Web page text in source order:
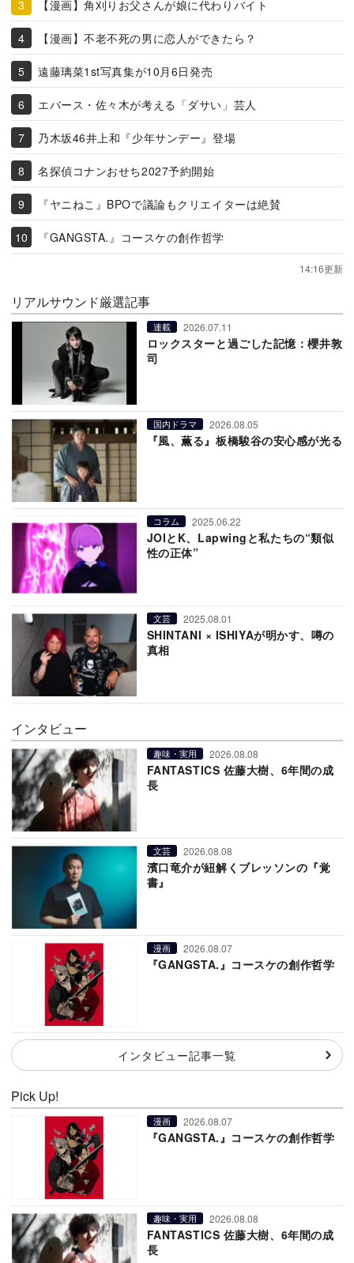
【漫画】角刈りお父さんが娘に代わりバイト
【漫画】不老不死の男に恋人ができたら？
遠藤璃菜1st写真集が10月6日発売
エバース・佐々木が考える「ダサい」芸人
乃木坂46井上和『少年サンデー』登場
名探偵コナンおせち2027予約開始
『ヤニねこ』BPOで議論もクリエイターは絶賛
『GANGSTA.』コースケの創作哲学
14:16更新
リアルサウンド厳選記事
連載 2026.07.11
ロックスターと過ごした記憶：櫻井敦
司
国内ドラマ 2026.08.05
『風、薫る』板橋駿谷の安心感が光る
コラム 2025.06.22
JOIとK、Lapwingと私たちの“類似
性の正体”
文芸 2025.08.01
SHINTANI × ISHIYAが明かす、噂の
真相
インタビュー
趣味・実用 2026.08.08
FANTASTICS 佐藤大樹、6年間の成
長
文芸 2026.08.08
濱口竜介が紐解くブレッソンの『覚
書』
漫画 2026.08.07
『GANGSTA.』コースケの創作哲学
インタビュー記事一覧
Pick Up!
漫画 2026.08.07
『GANGSTA.』コースケの創作哲学
趣味・実用 2026.08.08
FANTASTICS 佐藤大樹、6年間の成
長